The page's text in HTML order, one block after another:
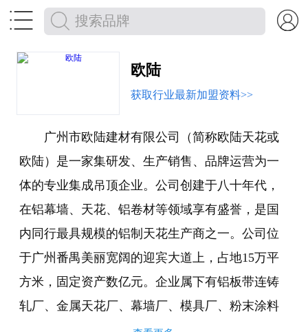
 
欧陆
获取行业最新加盟资料>>
广州市欧陆建材有限公司（简称欧陆天花或
欧陆）是一家集研发、生产销售、品牌运营为一
体的专业集成吊顶企业。公司创建于八十年代，
在铝幕墙、天花、铝卷材等领域享有盛誉，是国
内同行最具规模的铝制天花生产商之一。公司位
于广州番禺美丽宽阔的迎宾大道上，占地15万平
方米，固定资产数亿元。企业属下有铝板带连铸
轧厂、金属天花厂、幕墙厂、模具厂、粉末涂料